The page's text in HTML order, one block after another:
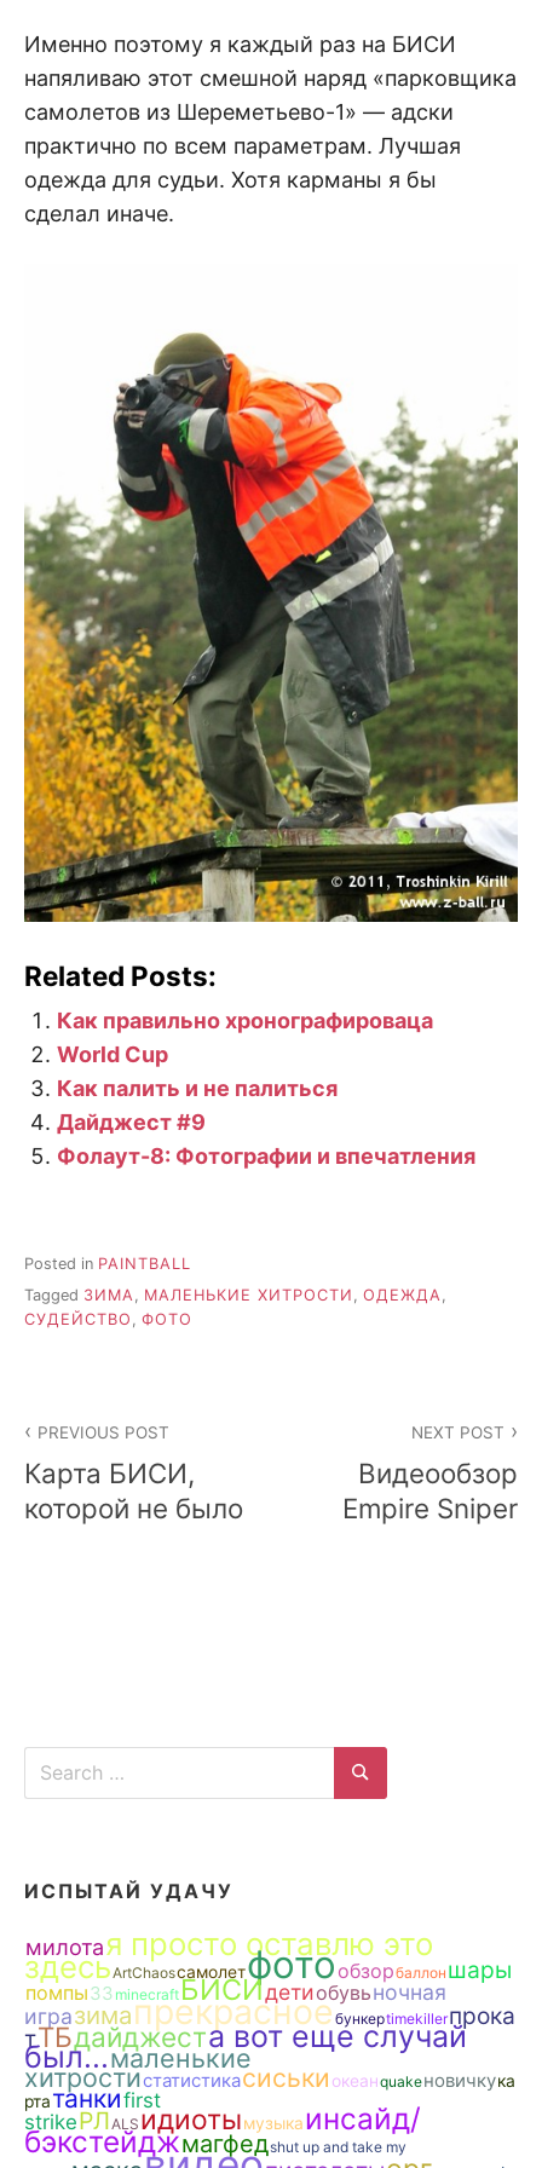
Именно поэтому я каждый раз на БИСИ
напяливаю этот смешной наряд «парковщика
самолетов из Шереметьево-1» — адски
практично по всем параметрам. Лучшая
одежда для судьи. Хотя карманы я бы
сделал иначе.
Related Posts:
Как правильно хронографироваца
World Cup
Как палить и не палиться
Дайджест #9
Фолаут-8: Фотографии и впечатления
Posted in PAINTBALL
Tagged ЗИМА, МАЛЕНЬКИЕ ХИТРОСТИ , ОДЕЖДА,
СУДЕЙСТВО , ФОТО
navigation
PREVIOUS POST
Карта БИСИ,
которой не было
NEXT POST
Видеообзор
Empire Sniper
Search
Search
ИСПЫТАЙ УДАЧУ
милотая просто оставлю это
здесьArtChaosсамолетфотообзорбаллон шары
помпыЗЗ minecraftБИСИдетиобувьночная
игразимапрекрасноебункерtimekillerпрока
тТБдайджеста вот еще случай
был...маленькие
хитростистатистикасиськи океанquakeновичкука
ртатанкиfirst
strikeРЛALS идиотымузыкаинсайд/
бэкстейджмагфедshut up and take my